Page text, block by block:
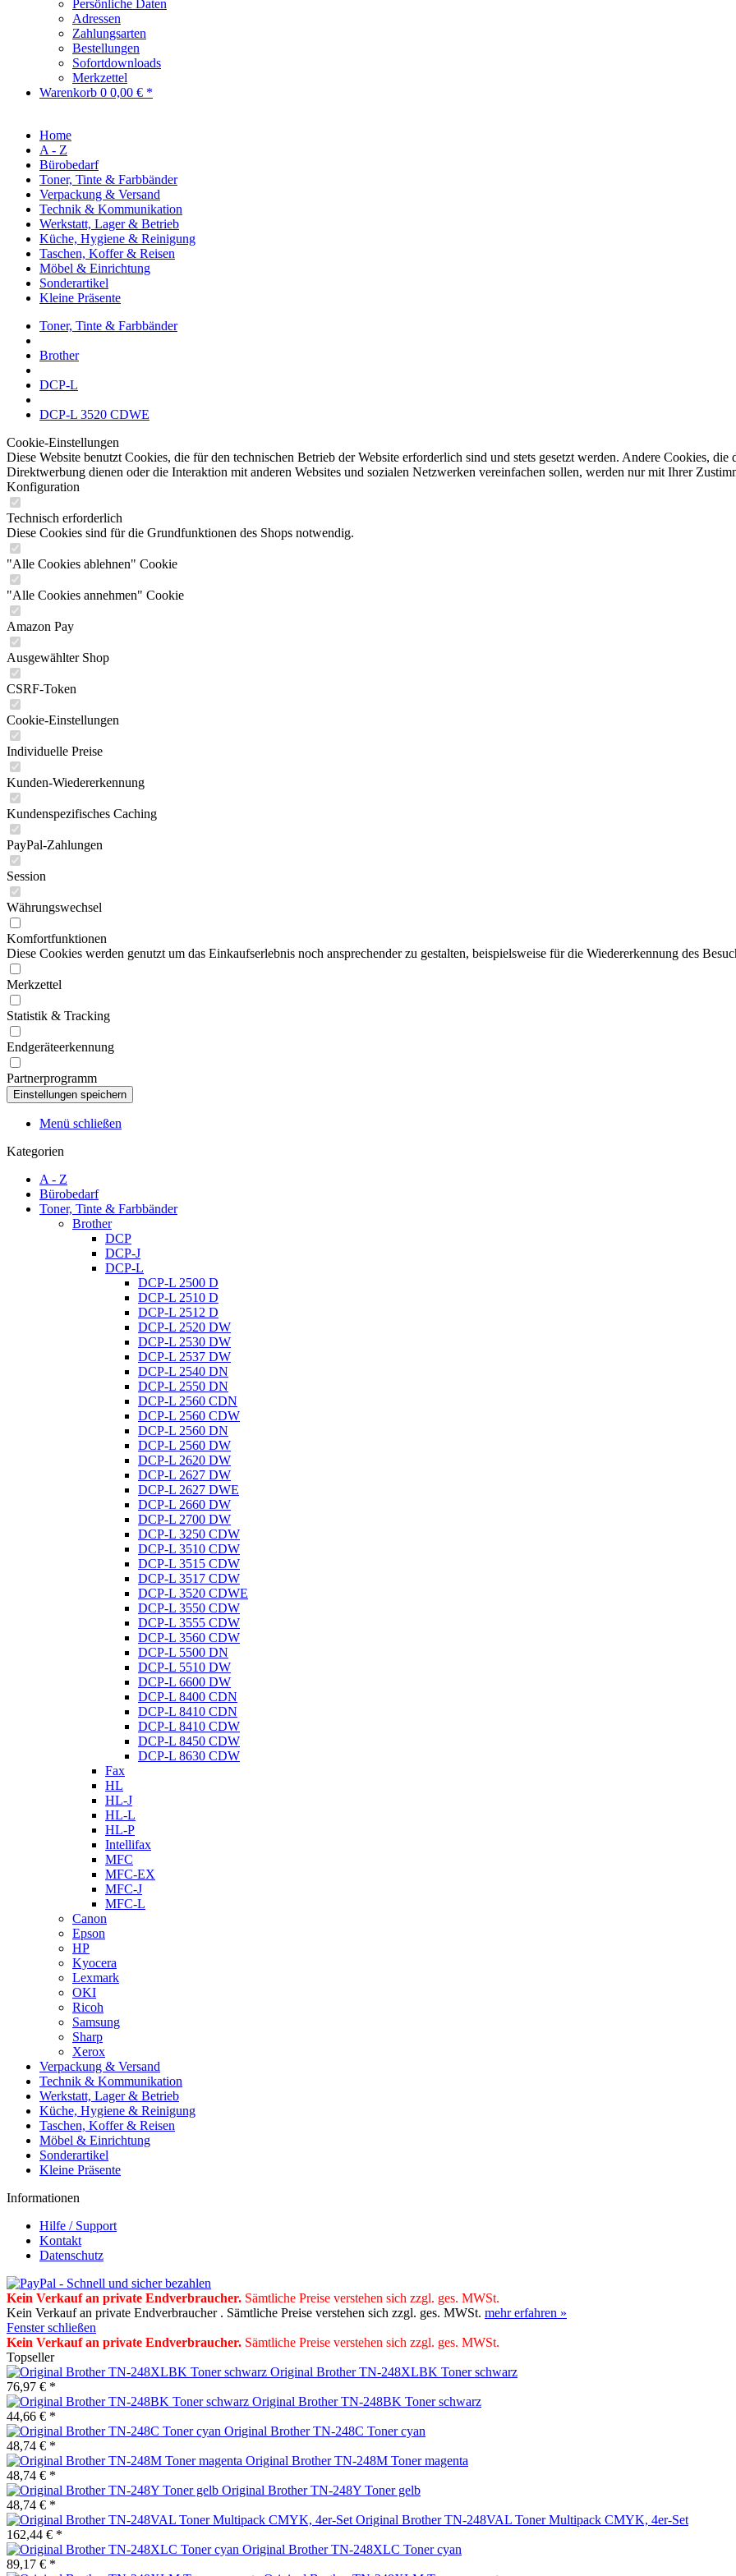
Persönliche Daten
Adressen
Zahlungsarten
Bestellungen
Sofortdownloads
Merkzettel
Warenkorb 0 0,00 € *
Home
A - Z
Bürobedarf
Toner, Tinte & Farbbänder
Verpackung & Versand
Technik & Kommunikation
Werkstatt, Lager & Betrieb
Küche, Hygiene & Reinigung
Taschen, Koffer & Reisen
Möbel & Einrichtung
Sonderartikel
Kleine Präsente
Toner, Tinte & Farbbänder
Brother
DCP-L
DCP-L 3520 CDWE
Cookie-Einstellungen
Diese Website benutzt Cookies, die für den technischen Betrieb der Website erforderlich sind und stets gesetzt werden. Andere Cookies,
Direktwerbung dienen oder die Interaktion mit anderen Websites und sozialen Netzwerken vereinfachen sollen, werden nur mit Ihrer
Konfiguration
Technisch erforderlich
Diese Cookies sind für die Grundfunktionen des Shops notwendig.
"Alle Cookies ablehnen" Cookie
"Alle Cookies annehmen" Cookie
Amazon Pay
Ausgewählter Shop
CSRF-Token
Cookie-Einstellungen
Individuelle Preise
Kunden-Wiedererkennung
Kundenspezifisches Caching
PayPal-Zahlungen
Session
Währungswechsel
Komfortfunktionen
Diese Cookies werden genutzt um das Einkaufserlebnis noch ansprechender zu gestalten, beispielsweise für die Wiedererkennung des
Merkzettel
Statistik & Tracking
Endgeräteerkennung
Partnerprogramm
Menü schließen
Kategorien
A - Z
Bürobedarf
Toner, Tinte & Farbbänder
Brother
DCP
DCP-J
DCP-L
DCP-L 2500 D
DCP-L 2510 D
DCP-L 2512 D
DCP-L 2520 DW
DCP-L 2530 DW
DCP-L 2537 DW
DCP-L 2540 DN
DCP-L 2550 DN
DCP-L 2560 CDN
DCP-L 2560 CDW
DCP-L 2560 DN
DCP-L 2560 DW
DCP-L 2620 DW
DCP-L 2627 DW
DCP-L 2627 DWE
DCP-L 2660 DW
DCP-L 2700 DW
DCP-L 3250 CDW
DCP-L 3510 CDW
DCP-L 3515 CDW
DCP-L 3517 CDW
DCP-L 3520 CDWE
DCP-L 3550 CDW
DCP-L 3555 CDW
DCP-L 3560 CDW
DCP-L 5500 DN
DCP-L 5510 DW
DCP-L 6600 DW
DCP-L 8400 CDN
DCP-L 8410 CDN
DCP-L 8410 CDW
DCP-L 8450 CDW
DCP-L 8630 CDW
Fax
HL
HL-J
HL-L
HL-P
Intellifax
MFC
MFC-EX
MFC-J
MFC-L
Canon
Epson
HP
Kyocera
Lexmark
OKI
Ricoh
Samsung
Sharp
Xerox
Verpackung & Versand
Technik & Kommunikation
Werkstatt, Lager & Betrieb
Küche, Hygiene & Reinigung
Taschen, Koffer & Reisen
Möbel & Einrichtung
Sonderartikel
Kleine Präsente
Informationen
Hilfe / Support
Kontakt
Datenschutz
Kein Verkauf an private Endverbraucher. Sämtliche Preise verstehen sich zzgl. ges. MWSt.
Kein Verkauf an private Endverbraucher . Sämtliche Preise verstehen sich zzgl. ges. MWSt. mehr erfahren »
Fenster schließen
Kein Verkauf an private Endverbraucher. Sämtliche Preise verstehen sich zzgl. ges. MWSt.
Topseller
Original Brother TN-248XLBK Toner schwarz
76,97 € *
Original Brother TN-248BK Toner schwarz
44,66 € *
Original Brother TN-248C Toner cyan
48,74 € *
Original Brother TN-248M Toner magenta
48,74 € *
Original Brother TN-248Y Toner gelb
48,74 € *
Original Brother TN-248VAL Toner Multipack CMYK, 4er-Set
162,44 € *
Original Brother TN-248XLC Toner cyan
89,17 € *